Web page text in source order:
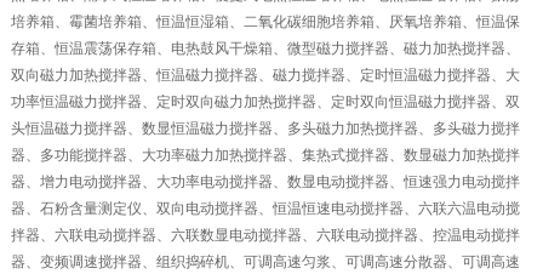
培养箱、霉菌培养箱、恒温恒湿箱、二氧化碳细胞培养箱、厌氧培养箱、恒温保
存箱、恒温震荡保存箱、电热鼓风干燥箱、微型磁力搅拌器、磁力加热搅拌器、
双向磁力加热搅拌器、恒温磁力搅拌器、磁力搅拌器、定时恒温磁力搅拌器、大
功率恒温磁力搅拌器、定时双向磁力加热搅拌器、定时双向恒温磁力搅拌器、双
头恒温磁力搅拌器、数显恒温磁力搅拌器、多头磁力加热搅拌器、多头磁力搅拌
器、多功能搅拌器、大功率磁力加热搅拌器、集热式搅拌器、数显磁力加热搅拌
器、增力电动搅拌器、大功率电动搅拌器、数显电动搅拌器、恒速强力电动搅拌
器、石粉含量测定仪、双向电动搅拌器、恒温恒速电动搅拌器、六联六温电动搅
拌器、六联电动搅拌器、六联数显电动搅拌器、六联电动搅拌器、控温电动搅拌
器、变频调速搅拌器、组织捣碎机、可调高速匀浆、可调高速分散器、可调高速